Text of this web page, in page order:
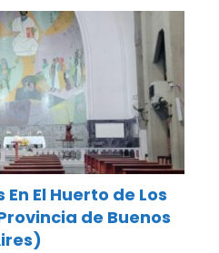
El Huerto de Los
de Buenos